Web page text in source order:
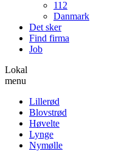
112
Danmark
Det sker
Find firma
Job
Lokal
menu
Lillerød
Blovstrød
Høvelte
Lynge
Nymølle